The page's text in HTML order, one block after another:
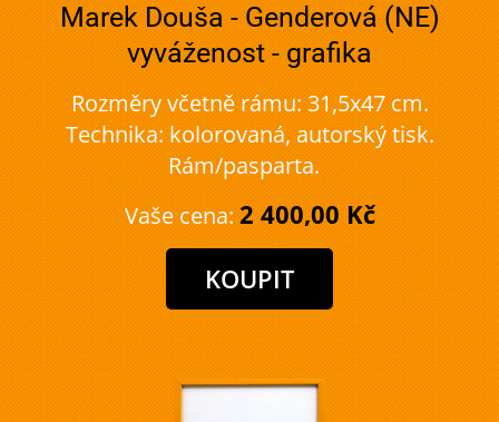
Marek Douša - Genderová (NE)
vyváženost - grafika
Rozměry včetně rámu: 31,5x47 cm.
Technika: kolorovaná, autorský tisk.
Rám/pasparta.
Vaše cena: 2 400,00 Kč